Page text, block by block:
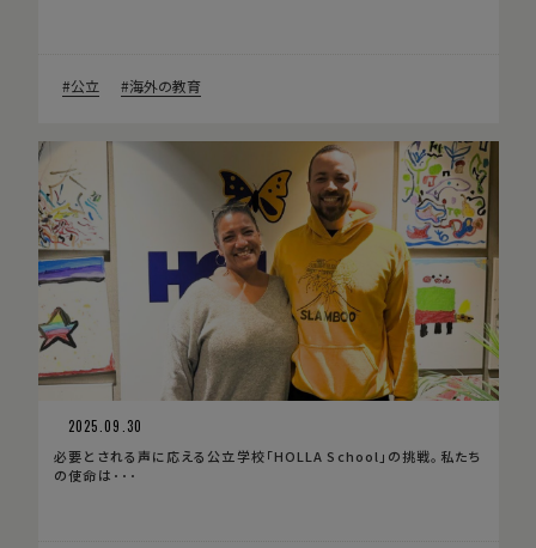
公立 海外の教育
2025.09.30
必要とされる声に応える公立学校「HOLLA School」の挑戦。私たち
の使命は･･･